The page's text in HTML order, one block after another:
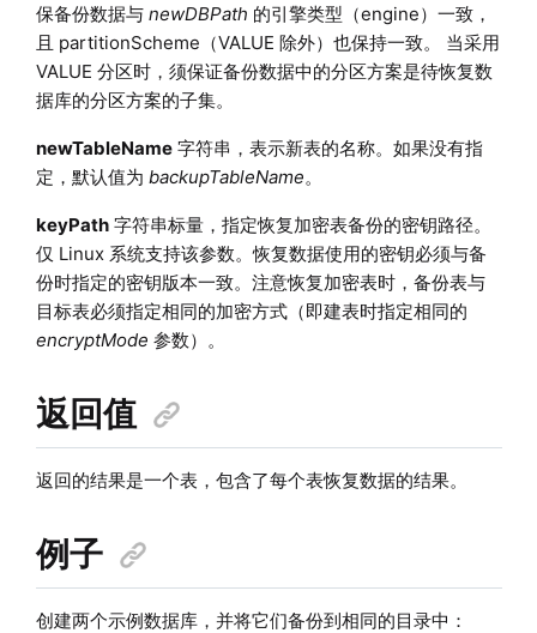
保备份数据与 newDBPath 的引擎类型（engine）一致，
且 partitionScheme（VALUE 除外）也保持一致。 当采用
VALUE 分区时，须保证备份数据中的分区方案是待恢复数
据库的分区方案的子集。
newTableName字符串，表示新表的名称。如果没有指
定，默认值为 backupTableName。
keyPath字符串标量，指定恢复加密表备份的密钥路径。
仅 Linux 系统支持该参数。恢复数据使用的密钥必须与备
份时指定的密钥版本一致。注意恢复加密表时，备份表与
目标表必须指定相同的加密方式（即建表时指定相同的
encryptMode 参数）。
返回值
返回的结果是一个表，包含了每个表恢复数据的结果。
例子
创建两个示例数据库，并将它们备份到相同的目录中：